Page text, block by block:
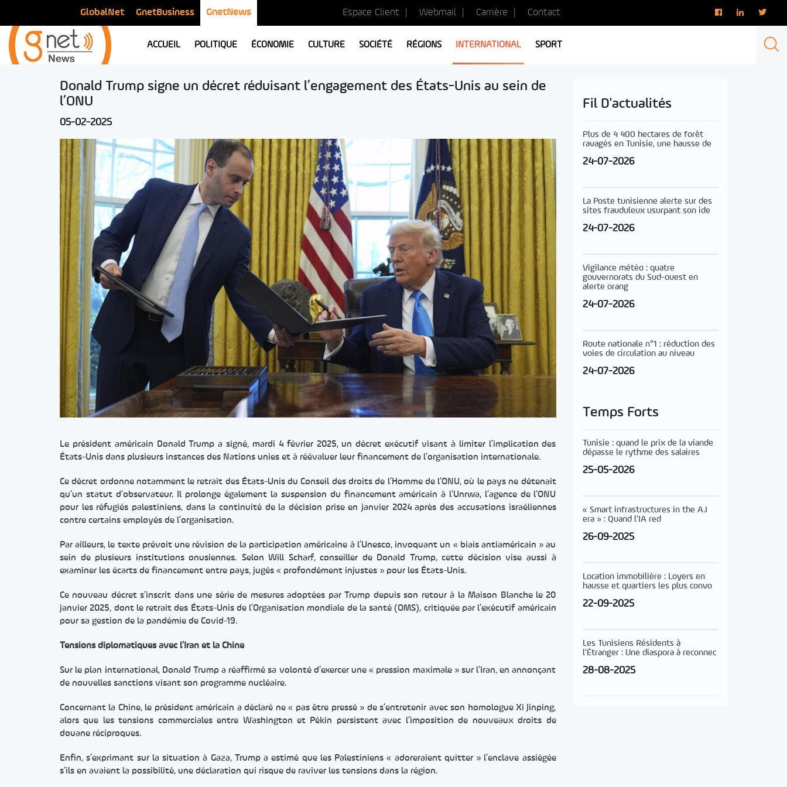
GlobalNet GnetBusiness GnetNews Espace Client Webmail Carrière Contact
ACCUEIL POLITIQUE ÉCONOMIE CULTURE SOCIÉTÉ RÉGIONS INTERNATIONAL SPORT
Donald Trump signe un décret réduisant l’engagement des États-Unis au sein de
l’ONU
05-02-2025
Le président américain Donald Trump a signé, mardi 4 février 2025, un décret exécutif visant à limiter l’implication des
États-Unis dans plusieurs instances des Nations unies et à réévaluer leur financement de l’organisation internationale.
Ce décret ordonne notamment le retrait des États-Unis du Conseil des droits de l’Homme de l’ONU, où le pays ne détenait
qu’un statut d’observateur. Il prolonge également la suspension du financement américain à l’Unrwa, l’agence de l’ONU
pour les réfugiés palestiniens, dans la continuité de la décision prise en janvier 2024 après des accusations israéliennes
contre certains employés de l’organisation.
Par ailleurs, le texte prévoit une révision de la participation américaine à l’Unesco, invoquant un « biais antiaméricain » au
sein de plusieurs institutions onusiennes. Selon Will Scharf, conseiller de Donald Trump, cette décision vise aussi à
examiner les écarts de financement entre pays, jugés « profondément injustes » pour les États-Unis.
Ce nouveau décret s’inscrit dans une série de mesures adoptées par Trump depuis son retour à la Maison Blanche le 20
janvier 2025, dont le retrait des États-Unis de l’Organisation mondiale de la santé (OMS), critiquée par l’exécutif américain
pour sa gestion de la pandémie de Covid-19.
Tensions diplomatiques avec l’Iran et la Chine
Sur le plan international, Donald Trump a réaffirmé sa volonté d’exercer une « pression maximale » sur l’Iran, en annonçant
de nouvelles sanctions visant son programme nucléaire.
Concernant la Chine, le président américain a déclaré ne « pas être pressé » de s’entretenir avec son homologue Xi Jinping,
alors que les tensions commerciales entre Washington et Pékin persistent avec l’imposition de nouveaux droits de
douane réciproques.
Enfin, s’exprimant sur la situation à Gaza, Trump a estimé que les Palestiniens « adoreraient quitter » l’enclave assiégée
s’ils en avaient la possibilité, une déclaration qui risque de raviver les tensions dans la région.
Fil D'actualités
Plus de 4 400 hectares de forêt
ravagés en Tunisie, une hausse de
24-07-2026
La Poste tunisienne alerte sur des
sites frauduleux usurpant son ide
24-07-2026
Vigilance météo : quatre
gouvernorats du Sud-ouest en
alerte orang
24-07-2026
Route nationale n°1 : réduction des
voies de circulation au niveau
24-07-2026
Temps Forts
Tunisie : quand le prix de la viande
dépasse le rythme des salaires
25-05-2026
« Smart infrastructures in the A.I
era » : Quand l’IA red
26-09-2025
Location immobilière : Loyers en
hausse et quartiers les plus convo
22-09-2025
Les Tunisiens Résidents à
l’Étranger : Une diaspora à reconnec
28-08-2025